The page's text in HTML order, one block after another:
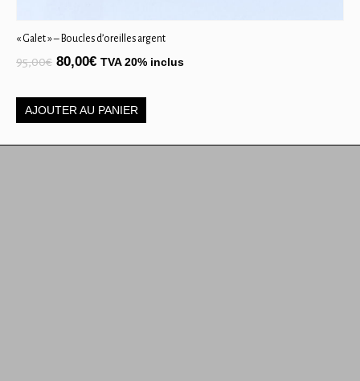
« Galet » – Boucles d’oreilles argent
95,00€ 80,00€ TVA 20% inclus
AJOUTER AU PANIER